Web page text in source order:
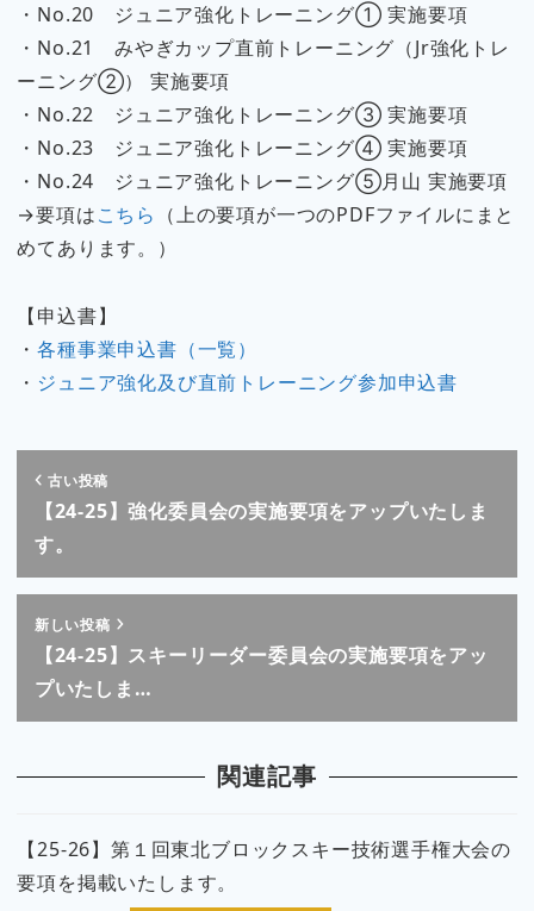
・No.20 ジュニア強化トレーニング① 実施要項
・No.21 みやぎカップ直前トレーニング（Jr強化トレ
ーニング②） 実施要項
・No.22 ジュニア強化トレーニング③ 実施要項
・No.23 ジュニア強化トレーニング④ 実施要項
・No.24 ジュニア強化トレーニング⑤月山 実施要項
→要項はこちら （上の要項が一つのPDFファイルにまと
めてあります。）
【申込書】
・各種事業申込書（一覧）
・ ジュニア強化及び直前トレーニング参加申込書
古い投稿
【24-25】強化委員会の実施要項をアップいたしま
す。
新しい投稿
【24-25】スキーリーダー委員会の実施要項をアッ
プいたしま…
関連記事
【25-26】第１回東北ブロックスキー技術選手権大会の
要項を掲載いたします。